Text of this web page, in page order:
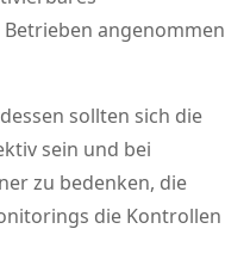
angenommen
sollten sich die
sein und bei
zu bedenken, die
die Kontrollen